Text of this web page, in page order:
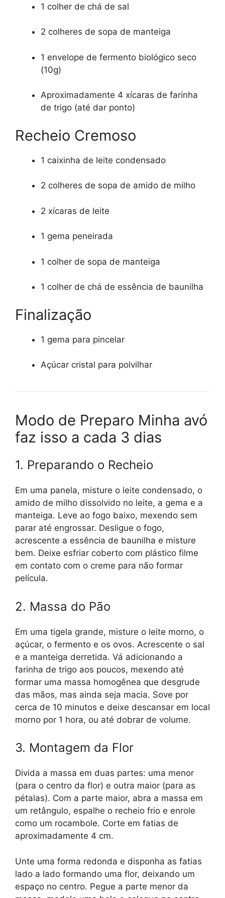
1 colher de chá de sal
2 colheres de sopa de manteiga
1 envelope de fermento biológico seco
(10g)
Aproximadamente 4 xícaras de farinha
de trigo (até dar ponto)
Recheio Cremoso
1 caixinha de leite condensado
2 colheres de sopa de amido de milho
2 xícaras de leite
1 gema peneirada
1 colher de sopa de manteiga
1 colher de chá de essência de baunilha
Finalização
1 gema para pincelar
Açúcar cristal para polvilhar
Modo de Preparo Minha avó
faz isso a cada 3 dias
1. Preparando o Recheio
Em uma panela, misture o leite condensado, o
amido de milho dissolvido no leite, a gema e a
manteiga. Leve ao fogo baixo, mexendo sem
parar até engrossar. Desligue o fogo,
acrescente a essência de baunilha e misture
bem. Deixe esfriar coberto com plástico filme
em contato com o creme para não formar
película.
2. Massa do Pão
Em uma tigela grande, misture o leite morno, o
açúcar, o fermento e os ovos. Acrescente o sal
e a manteiga derretida. Vá adicionando a
farinha de trigo aos poucos, mexendo até
formar uma massa homogênea que desgrude
das mãos, mas ainda seja macia. Sove por
cerca de 10 minutos e deixe descansar em local
morno por 1 hora, ou até dobrar de volume.
3. Montagem da Flor
Divida a massa em duas partes: uma menor
(para o centro da flor) e outra maior (para as
pétalas). Com a parte maior, abra a massa em
um retângulo, espalhe o recheio frio e enrole
como um rocambole. Corte em fatias de
aproximadamente 4 cm.
Unte uma forma redonda e disponha as fatias
lado a lado formando uma flor, deixando um
espaço no centro. Pegue a parte menor da